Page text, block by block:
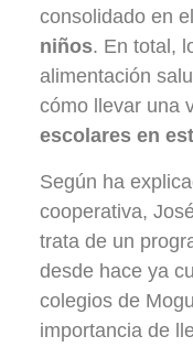
consolidado en
niños. En total,
alimentación
cómo llevar una
escolares en
Según ha
cooperativa,
trata de un
desde hace ya
colegios de
importancia de